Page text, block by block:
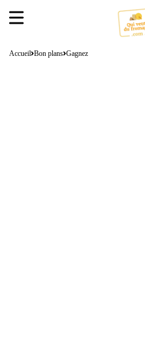
Accueil Bon plans Gagnez